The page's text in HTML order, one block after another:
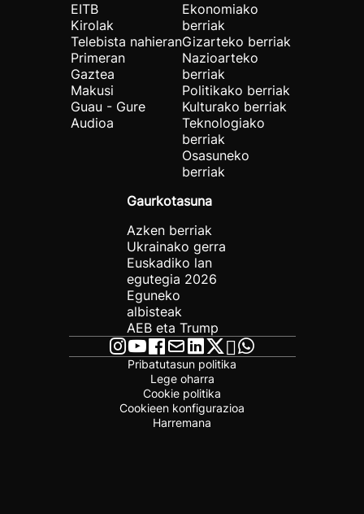
EITB
Kirolak
Telebista nahieran
Primeran
Gaztea
Makusi
Guau - Gure
Audioa
Ekonomiako
berriak
Gizarteko berriak
Nazioarteko
berriak
Politikako berriak
Kulturako berriak
Teknologiako
berriak
Osasuneko
berriak
Gaurkotasuna
Azken berriak
Ukrainako gerra
Euskadiko lan
egutegia 2026
Eguneko
albisteak
AEB eta Trump
Pribatutasun politika
Lege oharra
Cookie politika
Cookieen konfigurazioa
Harremana